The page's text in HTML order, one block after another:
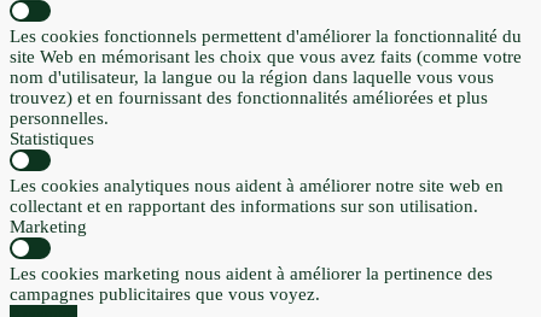
Les cookies fonctionnels permettent d'améliorer la fonctionnalité du
site Web en mémorisant les choix que vous avez faits (comme votre
nom d'utilisateur, la langue ou la région dans laquelle vous vous
trouvez) et en fournissant des fonctionnalités améliorées et plus
personnelles.
Statistiques
Les cookies analytiques nous aident à améliorer notre site web en
collectant et en rapportant des informations sur son utilisation.
Marketing
Les cookies marketing nous aident à améliorer la pertinence des
campagnes publicitaires que vous voyez.